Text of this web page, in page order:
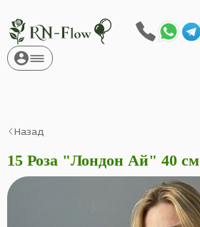
Назад
15 Роза "Лондон Ай" 40 см